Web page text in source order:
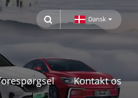
Dansk
Kontakt os